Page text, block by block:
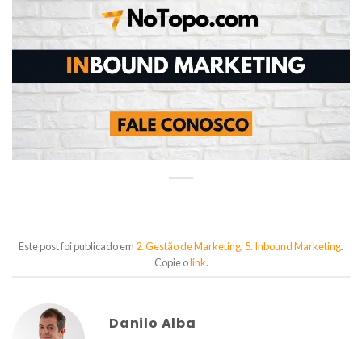
Este post foi publicado em 2. Gestão de Marketing, 5. Inbound Marketing.
Copie olink.
Danilo Alba